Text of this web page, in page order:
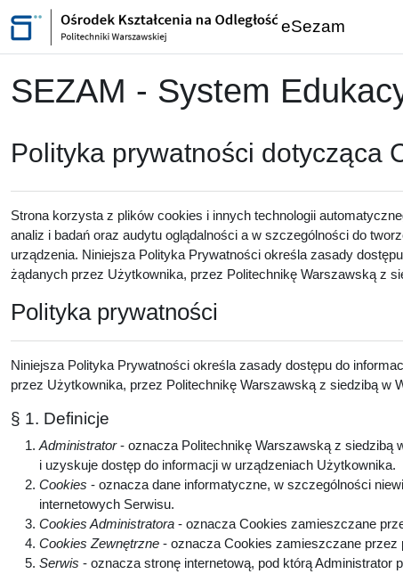
Przejdź do głównej zawartości
eSezam
SEZAM - System
Polityka prywatności dotycząca
Strona korzysta z plików cookies i innych technologii
analiz i badań oraz audytu oglądalności a w szczególności do
urządzenia. Niniejsza Polityka Prywatności określa zasady
żądanych przez Użytkownika, przez Politechnikę Warszawską z
Polityka prywatności
Niniejsza Polityka Prywatności określa zasady dostępu do
przez Użytkownika, przez Politechnikę Warszawską z siedzibą w
§ 1. Definicje
Administrator- oznacza Politechnikę Warszawską z siedzibą
i uzyskuje dostęp do informacji w urządzeniach Użytkownika.
Cookies - oznacza dane informatyczne, w szczególności
internetowych Serwisu.
Cookies Administratora - oznacza Cookies zamieszczane
Cookies Zewnętrzne - oznacza Cookies zamieszczane przez
Serwis - oznacza stronę internetową, pod którą Administrator